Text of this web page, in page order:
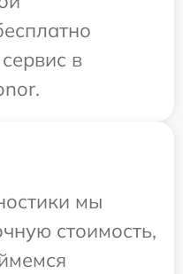
в
мы
стоимость,